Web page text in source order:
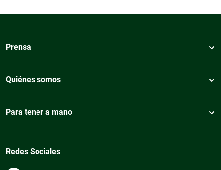
Prensa
Quiénes somos
Para tener a mano
Redes Sociales